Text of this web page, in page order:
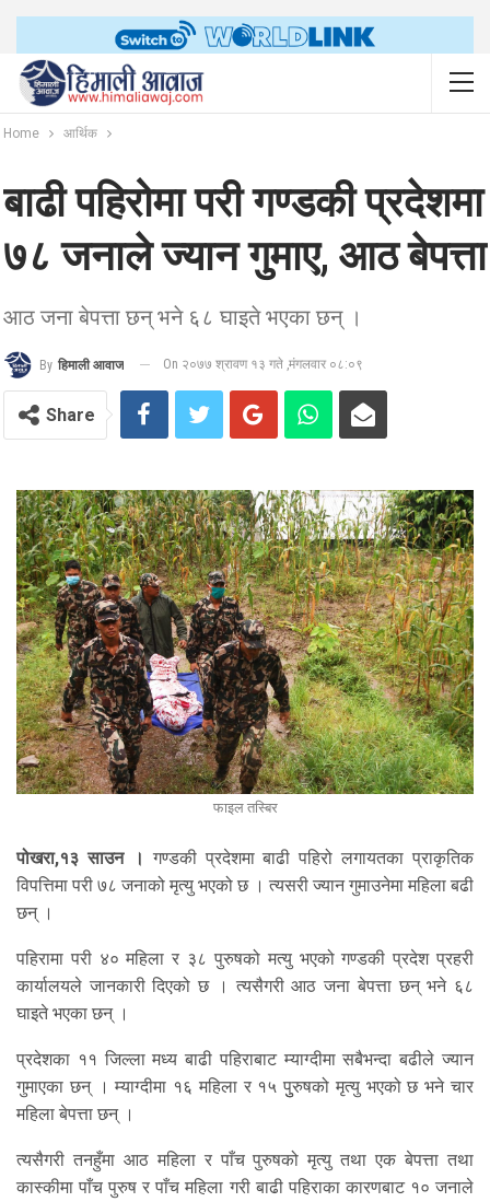
Home आर्थिक
बाढी पहिरोमा परी गण्डकी प्रदेशमा
७८ जनाले ज्यान गुमाए, आठ बेपत्ता
आठ जना बेपत्ता छन् भने ६८ घाइते भएका छन् ।
By हिमाली आवाज On २०७७ श्रावण १३ गते ,मंगलवार ०८:०९
Share
फाइल तस्बिर
पोखरा,१३ साउन । गण्डकी प्रदेशमा बाढी पहिरो लगायतका प्राकृतिक
विपत्तिमा परी ७८ जनाको मृत्यु भएको छ । त्यसरी ज्यान गुमाउनेमा महिला बढी
छन् ।
पहिरामा परी ४० महिला र ३८ पुरुषको मत्यु भएको गण्डकी प्रदेश प्रहरी
कार्यालयले जानकारी दिएको छ । त्यसैगरी आठ जना बेपत्ता छन् भने ६८
घाइते भएका छन् ।
प्रदेशका ११ जिल्ला मध्य बाढी पहिराबाट म्याग्दीमा सबैभन्दा बढीले ज्यान
गुमाएका छन् । म्याग्दीमा १६ महिला र १५ पुुरुषको मृत्यु भएको छ भने चार
महिला बेपत्ता छन् ।
त्यसैगरी तनहुँमा आठ महिला र पाँच पुरुषको मृत्यु तथा एक बेपत्ता तथा
कास्कीमा पाँच पुरुष र पाँच महिला गरी बाढी पहिराका कारणबाट १० जनाले